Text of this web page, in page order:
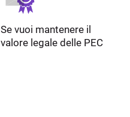
Se vuoi mantenere il
valore legale delle PEC